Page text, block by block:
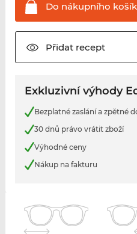
Do nákupního
Přidatrecept
Exkluzivní výhody
Bezplatné zaslání a zpětné
30 dnů právo vrátit zboží
Výhodné ceny
Nákup na fakturu